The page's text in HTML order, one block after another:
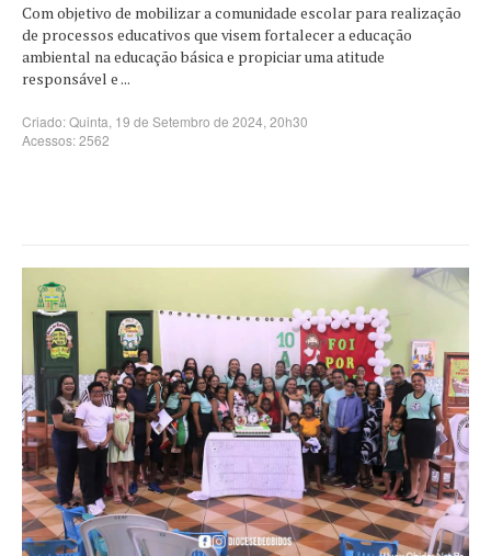
Com objetivo de mobilizar a comunidade escolar para realização
de processos educativos que visem fortalecer a educação
ambiental na educação básica e propiciar uma atitude
responsável e ...
Criado: Quinta, 19 de Setembro de 2024, 20h30
Acessos: 2562